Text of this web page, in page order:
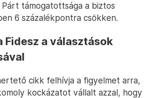
támogatottsága a biztos
6 százalékpontra csökken.
Fidesz a választások
cikk felhívja a figyelmet arra,
kockázatot vállalt azzal, hogy